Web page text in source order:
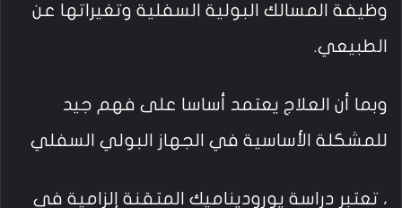
وظيفة المسالك البولية السفلية وتغيراتها عن
الطبيعي.
وبما أن العلاج يعتمد أساسا على فهم جيد
للمشكلة الأساسية في الجهاز البولي السفلي
، تعتبر دراسة يوروديناميك المتقنة إلزامية في